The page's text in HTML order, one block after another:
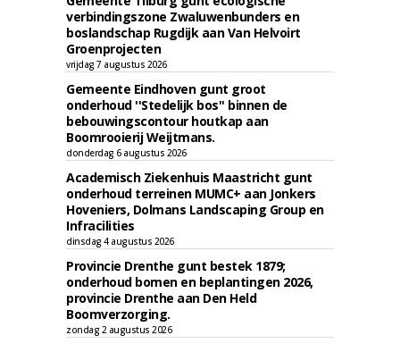
verbindingszone Zwaluwenbunders en
boslandschap Rugdijk aan Van Helvoirt
Groenprojecten
vrijdag 7 augustus 2026
Gemeente Eindhoven gunt groot
onderhoud ''Stedelijk bos'' binnen de
bebouwingscontour houtkap aan
Boomrooierij Weijtmans.
donderdag 6 augustus 2026
Academisch Ziekenhuis Maastricht gunt
onderhoud terreinen MUMC+ aan Jonkers
Hoveniers, Dolmans Landscaping Group en
Infracilities
dinsdag 4 augustus 2026
Provincie Drenthe gunt bestek 1879;
onderhoud bomen en beplantingen 2026,
provincie Drenthe aan Den Held
Boomverzorging.
zondag 2 augustus 2026